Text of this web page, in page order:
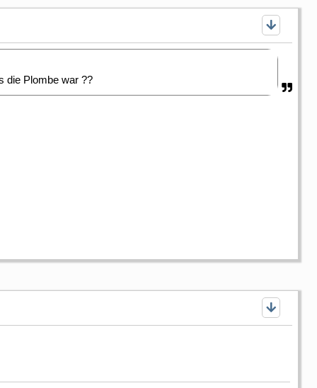
die Plombe war ??